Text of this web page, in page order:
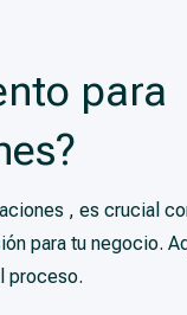
para
, es crucial
para tu negocio.
proceso.